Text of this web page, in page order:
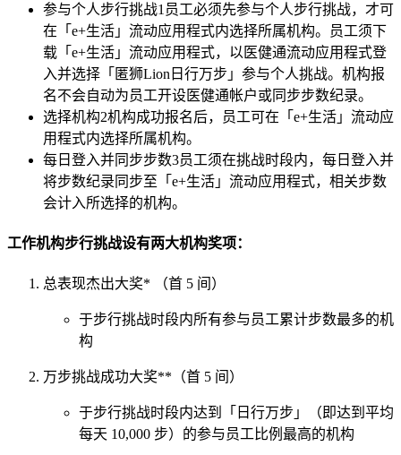
参与个人步行挑战1 员工必须先参与个人步行挑战，才可
在「e+生活」流动应用程式内选择所属机构。员工须下
载「e+生活」流动应用程式，以医健通流动应用程式登
入并选择「匿狮Lion日行万步」参与个人挑战。机构报
名不会自动为员工开设医健通帐户或同步步数纪录。
选择机构2机构成功报名后，员工可在「e+生活」流动应
用程式内选择所属机构。
每日登入并同步步数3员工须在挑战时段内，每日登入并
将步数纪录同步至「e+生活」流动应用程式，相关步数
会计入所选择的机构。
工作机构步行挑战设有两大机构奖项：
总表现杰出大奖* （首 5 间）
于步行挑战时段内所有参与员工累计步数最多的机
构
万步挑战成功大奖**（首 5 间）
于步行挑战时段内达到「日行万步」（即达到平均
每天 10,000 步）的参与员工比例最高的机构